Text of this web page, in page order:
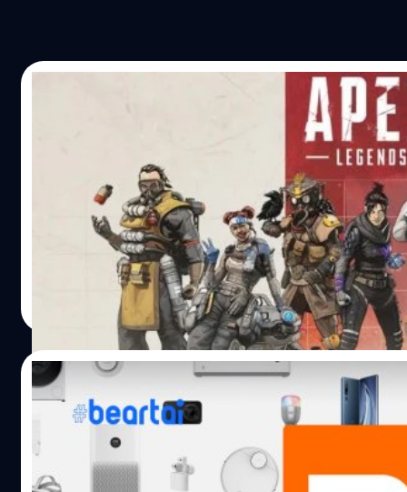
Respawn แบนผู้เล่น Apex Legend มากกว่า
บัญชี ส่วนใหญ่เป็นผู้เล่นจากเครื่อง PS4
Apex Legend เป็นอีกหนึ่งเกม Battle Royale ที่ยังคงได้รับค
ในหมู่ผู้เล่นทั้งเก่าและใหม่อยู่ ในเมื่อเกมเป็นที่นิยมก็ต้องมีคน
พยายามจะหาวิธีในการโกงไม่ว่าจะใช้โปรแกรมจากภายนอก
ช่องโหว่ในเกมเอง ทาง Respawn ผู้พัฒนาของ Apex Legend
พยายามที่จะแบนผู้คนเหล่านี้อยู่เสมอ ๆ โดยล่าสุดทาง
แบนผู้เล่นไปกว่า 2,000 บัญชี Conor Ford ผู้ดูแลด้านความป
ของเกม Apex Legend ได้ออกมาเปิดข้อมูลของการแบนครั้งล่
ตเตอร์ส่วนตัว โดยครั้งนี้มีการแบนไป 2,086 บัญชี โดยเหตุผล
แบนคือผู้เล่นที่ใช้ช่องโหว่ของเกมอย่าง Dashbording หรือช่อ
ทำให้ผู้เล่นระดับสูง ๆ เข้าไปเล่นกับห้องที่ระดับต่ำกว่าตัวเองม
ที่จะเก็บ Rank สิ่งที่น่าสนใจของการแบนครั้งนี้คือ ใน 2,086
แบนไป 1,965 บัญชีนั้นเป็นผู้เล่นจากเครื่อง PS4 และที่เหลือก็
Xbox, PC และ Switch ทาง Ford ได้ออกมาบอกอีกว่า การแบ
ยาวไม่เท่ากันขึ้นอยู่กับคนคนนั้นใช้ช่องโหว่ของเกมนี้บ่อยแค่ไ
ปรมัตถ์ วิไลสุขศรี| 1829 days ago
15/01/2021
ทรัมป์ทิ้งทวน สั่ง Xiaomi ติดบัญชีดำห้ามนักล
สหรัฐเข้าไปลงทุน
สำนักข่าว Reuters เผยว่าเมื่อวันพฤหัสที่ผ่านมาคณะรัฐบาลท